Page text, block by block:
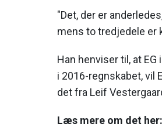
"Det, der er
mens to tredjedele er
Han henviser til, at
i 2016-regnskabet, vil
det fra Leif
Læs mere om det her: